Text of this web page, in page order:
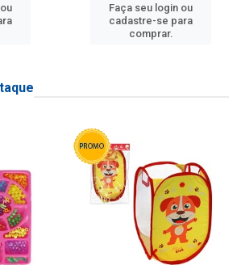
Faça seu login ou
cadastre-se para
comprar.